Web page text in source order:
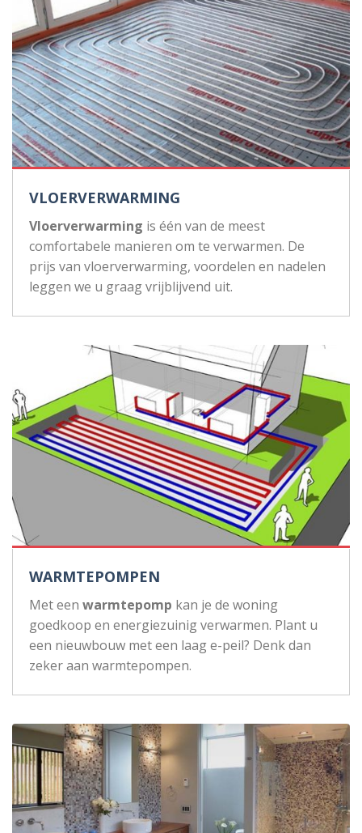
VLOERVERWARMING
Vloerverwarming is één van de meest
comfortabele manieren om te verwarmen. De
prijs van vloerverwarming, voordelen en nadelen
leggen we u graag vrijblijvend uit.
WARMTEPOMPEN
Met een warmtepomp kan je de woning
goedkoop en energiezuinig verwarmen. Plant u
een nieuwbouw met een laag e-peil? Denk dan
zeker aan warmtepompen.